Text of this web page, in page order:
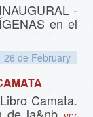
-
en el
26 de February
Camata.